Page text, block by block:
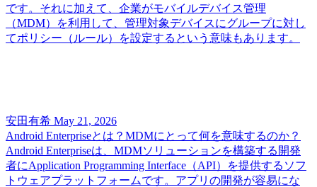
です。それに加えて、企業がモバイルデバイス管理
（MDM）を利用して、管理対象デバイスにグループに対し
てポリシー（ルール）を設定するという意味もあります。
安田有希 May 21, 2026
Android Enterpriseとは？MDMにとって何を意味するのか？
Android Enterpriseは、MDMソリューションを構築する開発
者にApplication Programming Interface（API）を提供するソフ
トウェアプラットフォームです。アプリの開発が容易にな